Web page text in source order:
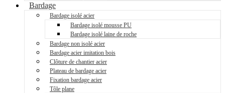
Bardage
Bardage isolé acier
Bardage isolé mousse PU
Bardage isolé laine de roche
Bardage non isolé acier
Bardage acier imitation bois
Clôture de chantier acier
Plateau de bardage acier
Fixation bardage acier
Tôle plane